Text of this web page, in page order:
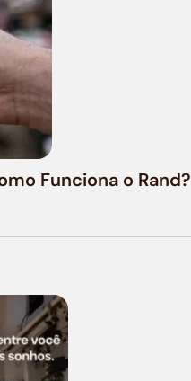
Funciona o Rand?